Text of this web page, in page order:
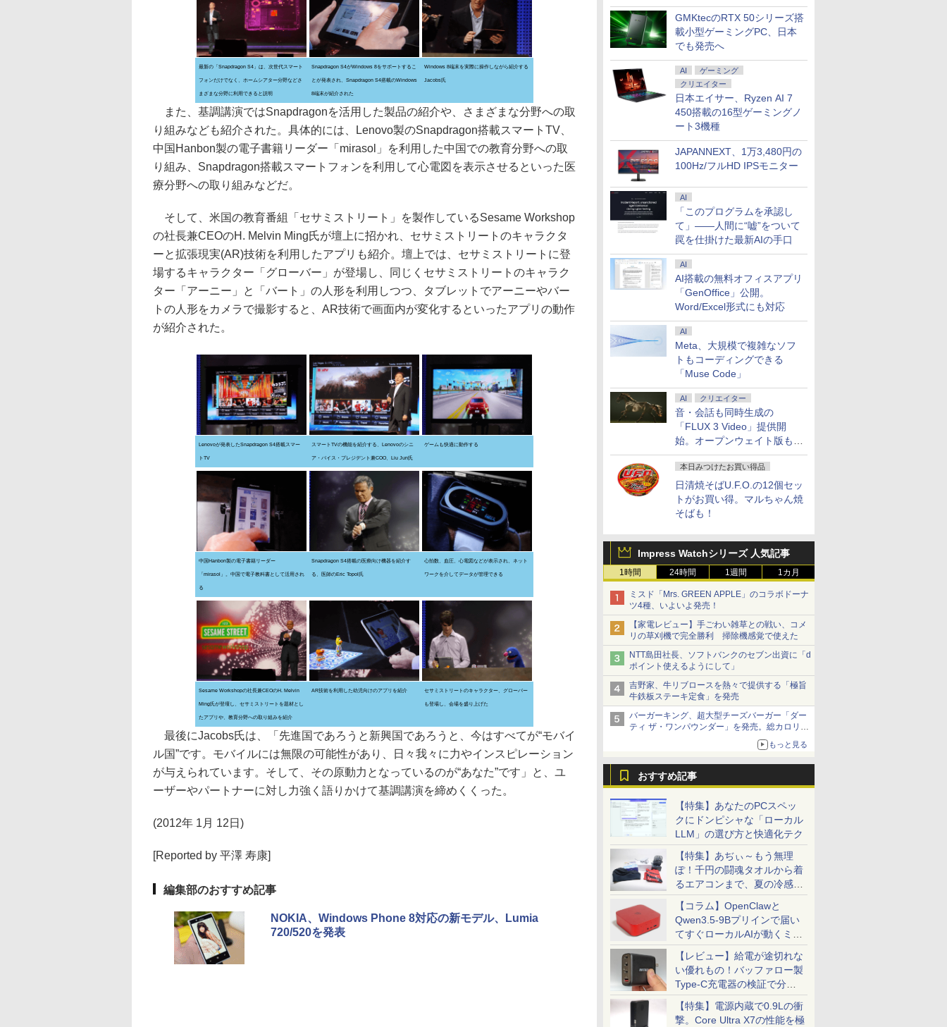
Z5」
GMKtecのRTX 50シリーズ搭
載小型ゲーミングPC、日本
でも発売へ
AI
ゲーミング
クリエイター
日本エイサー、Ryzen AI 7
450搭載の16型ゲーミングノ
ート3機種
JAPANNEXT、1万3,480円の
100Hz/フルHD IPSモニター
AI
「このプログラムを承認し
て」――人間に“嘘”をついて
罠を仕掛けた最新AIの手口
AI
AI搭載の無料オフィスアプリ
「GenOffice」公開。
Word/Excel形式にも対応
AI
Meta、大規模で複雑なソフ
トもコーディングできる
「Muse Code」
AI クリエイター
音・会話も同時生成の
「FLUX 3 Video」提供開
始。オープンウェイト版も計
画
本日みつけたお買い得品
日清焼そばU.F.O.の12個セッ
トがお買い得。マルちゃん焼
そばも！
Impress Watchシリーズ 人気記事
1時間 24時間 1週間 1カ月
ミスド「Mrs. GREEN APPLE」のコラボドーナ
ツ4種、いよいよ発売！
【家電レビュー】手ごわい雑草との戦い、コメ
リの草刈機で完全勝利 掃除機感覚で使えた
NTT島田社長、ソフトバンクのセブン出資に「d
ポイント使えるようにして」
吉野家、牛リブロースを熱々で提供する「極旨
牛鉄板ステーキ定食」を発売
バーガーキング、超大型チーズバーガー「ダー
ティ ザ・ワンパウンダー」を発売。総カロリー
もっと見る
おすすめ記事
【特集】あなたのPCスペッ
クにドンピシャな「ローカル
LLM」の選び方と快適化テク
【特集】あぢぃ～もう無理
ぽ！千円の闘魂タオルから着
るエアコンまで、夏の冷感グ
ッズ一挙紹介
【コラム】OpenClawと
Qwen3.5-9Bプリインで届い
てすぐローカルAIが動くミニ
PC「SER9 Pro」
【レビュー】給電が途切れな
い優れもの！バッファロー製
Type-C充電器の検証で分か
ったこと
【特集】電源内蔵で0.9Lの衝
撃。Core Ultra X7の性能を極
最新の「Snapdragon S4」は、次世代スマート
フォンだけでなく、ホームシアター分野などさ
まざまな分野に利用できると説明
Snapdragon S4がWindows 8をサポートするこ
とが発表され、Snapdragon S4搭載のWindows
8端末が紹介された
Windows 8端末を実際に操作しながら紹介する
Jacobs氏
また、基調講演ではSnapdragonを活用した製品の紹介や、さまざまな分野への取
り組みなども紹介された。具体的には、Lenovo製のSnapdragon搭載スマートTV、
中国Hanbon製の電子書籍リーダー「mirasol」を利用した中国での教育分野への取
り組み、Snapdragon搭載スマートフォンを利用して心電図を表示させるといった医
療分野への取り組みなどだ。
そして、米国の教育番組「セサミストリート」を製作しているSesame Workshop
の社長兼CEOのH. Melvin Ming氏が壇上に招かれ、セサミストリートのキャラクタ
ーと拡張現実(AR)技術を利用したアプリも紹介。壇上では、セサミストリートに登
場するキャラクター「グローバー」が登場し、同じくセサミストリートのキャラク
ター「アーニー」と「バート」の人形を利用しつつ、タブレットでアーニーやバー
トの人形をカメラで撮影すると、AR技術で画面内が変化するといったアプリの動作
が紹介された。
Lenovoが発表したSnapdragon S4搭載スマー
トTV
スマートTVの機能を紹介する、Lenovoのシニ
ア・バイス・プレジデント兼COO、Liu Jun氏
ゲームも快適に動作する
中国Hanbon製の電子書籍リーダー
「mirasol」。中国で電子教科書として活用され
る
Snapdragon S4搭載の医療向け機器を紹介す
る、医師のEric Topol氏
心拍数、血圧、心電図などが表示され、ネット
ワークを介してデータが管理できる
Sesame Workshopの社長兼CEOのH. Melvin
Ming氏が登壇し、セサミストリートを題材とし
たアプリや、教育分野への取り組みを紹介
AR技術を利用した幼児向けのアプリを紹介 セサミストリートのキャラクター、グローバー
も登場し、会場を盛り上げた
最後にJacobs氏は、「先進国であろうと新興国であろうと、今はすべてが“モバイ
ル国”です。モバイルには無限の可能性があり、日々我々に力やインスピレーション
が与えられています。そして、その原動力となっているのが“あなた”です」と、ユ
ーザーやパートナーに対し力強く語りかけて基調講演を締めくくった。
(2012年 1月 12日)
[Reported by 平澤 寿康]
編集部のおすすめ記事
NOKIA、Windows Phone 8対応の新モデル、Lumia
720/520を発表